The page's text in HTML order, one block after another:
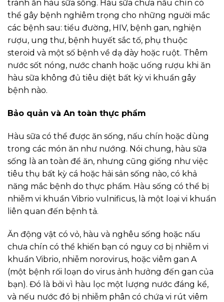
tránh ăn hàu sữa sống. Hàu sữa chưa nấu chín có
thể gây bệnh nghiêm trọng cho những người mắc
các bệnh sau: tiểu đường, HIV, bệnh gan, nghiện
rượu, ung thư, bệnh huyết sắc tố, phụ thuộc
steroid và một số bệnh về dạ dày hoặc ruột. Thêm
nước sốt nóng, nước chanh hoặc uống rượu khi ăn
hàu sữa không đủ tiêu diệt bất kỳ vi khuẩn gây
bệnh nào.
Bảo quản và An toàn thực phẩm
Hàu sữa có thể được ăn sống, nấu chín hoặc dùng
trong các món ăn như nướng. Nói chung, hàu sữa
sống là an toàn để ăn, nhưng cũng giống như việc
tiêu thụ bất kỳ cá hoặc hải sản sống nào, có khả
năng mắc bệnh do thực phẩm. Hàu sống có thể bị
nhiễm vi khuẩn Vibrio vulnificus, là một loại vi khuẩn
liên quan đến bệnh tả.
Ăn động vật có vỏ, hàu và nghêu sống hoặc nấu
chưa chín có thể khiến bạn có nguy cơ bị nhiễm vi
khuẩn Vibrio, nhiễm norovirus, hoặc viêm gan A
(một bệnh rối loạn do virus ảnh hưởng đến gan của
bạn). Đó là bởi vì hàu lọc một lượng nước đáng kể,
và nếu nước đó bị nhiễm phân có chứa vi rút viêm